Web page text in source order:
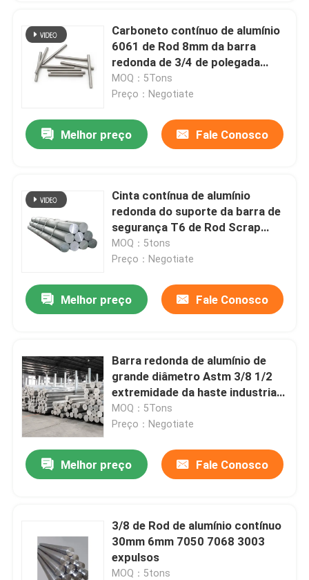
Produtos
Quem Somos
Controle de Qualidade
Pedir um orçamento
Bobina de alumínio do revestimento do moinho
Bobina de alumínio revestida da cor
Bobina de alumínio laminada
Carboneto contínuo de alumínio
6061 de Rod 8mm da barra
redonda de 3/4 de polegada
6063 7075 T6
MOQ：5Tons
Preço：Negotiate
Melhor preço Fale Conosco
Cinta contínua de alumínio
redonda do suporte da barra de
segurança T6 de Rod Scrap
7075 para a aviação
MOQ：5tons
Preço：Negotiate
Melhor preço Fale Conosco
Barra redonda de alumínio de
grande diâmetro Astm 3/8 1/2
extremidade da haste industrial
T3 4032
MOQ：5Tons
Preço：Negotiate
Melhor preço Fale Conosco
3/8 de Rod de alumínio contínuo
30mm 6mm 7050 7068 3003
expulsos
MOQ：5tons